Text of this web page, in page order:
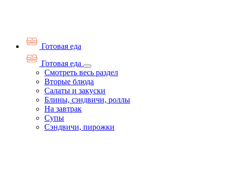
Готовая еда
Готовая еда
Смотреть весь раздел
Вторые блюда
Салаты и закуски
Блины, сэндвичи, роллы
На завтрак
Супы
Сэндвичи, пирожки